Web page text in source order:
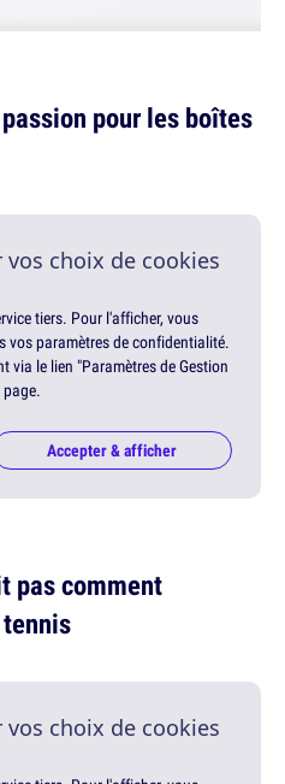
pour les boîtes
choix de cookies
tiers. Pour l'afficher, vous
vos paramètres de confidentialité.
via le lien "Paramètres de Gestion
Accepter & afficher
pas comment
choix de cookies